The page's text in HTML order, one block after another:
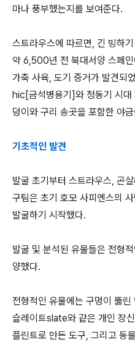
마나 풍부했는지를 보여준다.
스트라우스에 따르면, 긴 빙하
약 6,500년 전 북대서양 스페
가축 사육, 도기 증거가 발견되
hic[금석병용기]와 청동기 시대
덩이와 구리 송곳을 포함한 야
기초적인 발견
발굴 초기부터 스트라우스, 곤
구팀은 초기 호모 사피엔스의
발굴하기 시작했다.
발굴 및 분석된 유물들은 전형
양했다.
전형적인 유물에는 구멍이 뚫
슬레이트slate와 같은 개인 장
플린트로 만든 도구, 그리고 동